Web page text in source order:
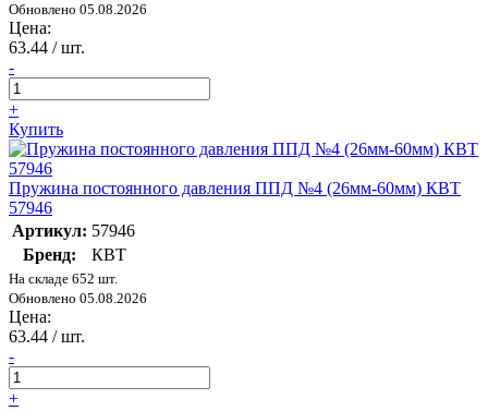
Обновлено 05.08.2026
Цена:
63.44 / шт.
-
+
Купить
Пружина постоянного давления ППД №4 (26мм-60мм) КВТ
57946
Артикул: 57946
Бренд:
КВТ
На складе 652 шт.
Обновлено 05.08.2026
Цена:
63.44 / шт.
-
+